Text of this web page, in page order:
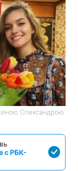
Олександрою
с РБК-